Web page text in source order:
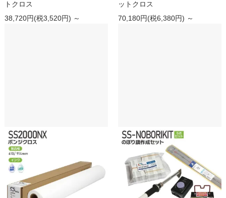
トクロス
38,720円(税3,520円) ～
ットクロス
70,180円(税6,380円) ～